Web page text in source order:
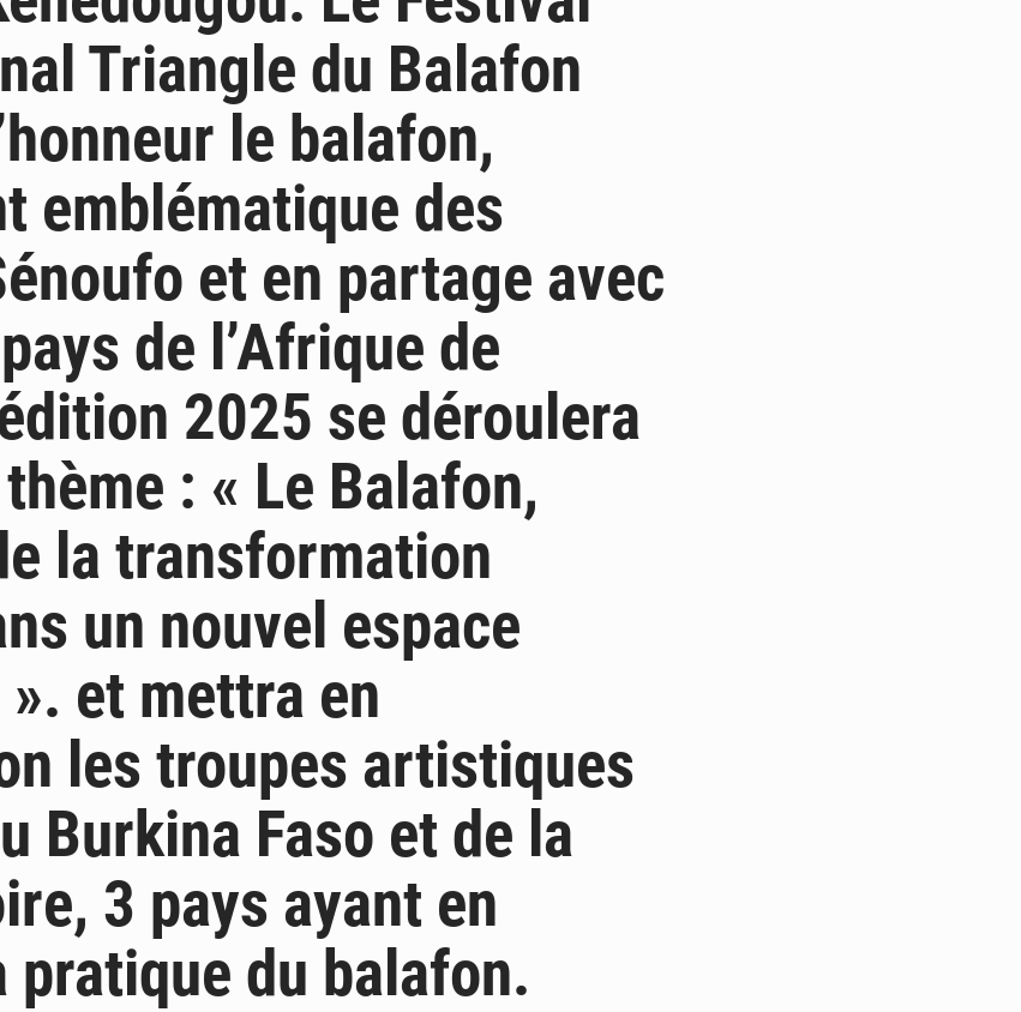
Triangle du Balafon
le balafon,
emblématique des
et en partage avec
de l’Afrique de
2025 se déroulera
: « Le Balafon,
la transformation
un nouvel espace
et mettra en
les troupes artistiques
Burkina Faso et de la
3 pays ayant en
pratique du balafon.